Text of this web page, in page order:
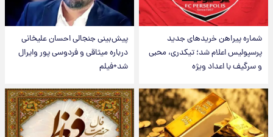
شماره پیراهن خریدهای جدید
پرسپولیس اعلام شد؛ تیکدری، محبی
و سرگیف با اعداد ویژه
پیش‌بینی جنجالی احسان علیخانی
درباره میثاقی و فردوسی پور وایرال
شد+فیلم